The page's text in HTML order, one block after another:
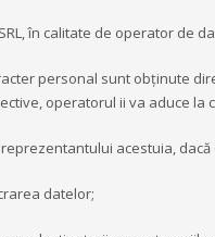
SRL, în calitate de operator
personal sunt obținute
operatorul ii va aduce la
acestuia, dacă
datelor;